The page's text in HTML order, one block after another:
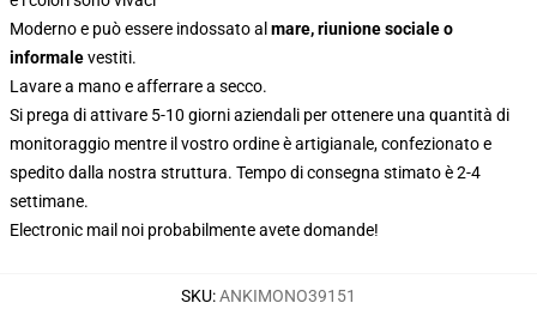
Moderno e può essere indossato al mare, riunione sociale o
informalevestiti.
Lavare a mano e afferrare a secco.
Si prega di attivare 5-10 giorni aziendali per ottenere una quantità di
monitoraggio mentre il vostro ordine è artigianale, confezionato e
spedito dalla nostra struttura. Tempo di consegna stimato è 2-4
settimane.
Electronic mail noi probabilmente avete domande!
SKU:ANKIMONO39151